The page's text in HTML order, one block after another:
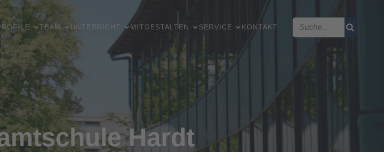
TEAM UNTERRICHT MITGESTALTEN SERVICE KONTAKT
Hardt